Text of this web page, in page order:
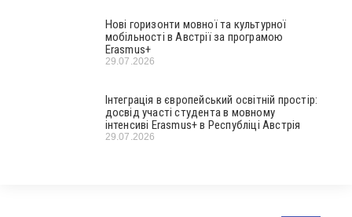
Нові горизонти мовної та культурної
мобільності в Австрії за програмою
Erasmus+
29.07.2026
Інтеграція в європейський освітній простір:
досвід участі студента в мовному
інтенсиві Erasmus+ в Республіці Австрія
29.07.2026